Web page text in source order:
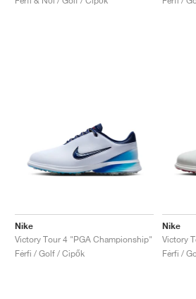
Nike
Victory Tour 4 "PGA Championship"
Férfi / Golf / Cipők
Nike
Férfi /